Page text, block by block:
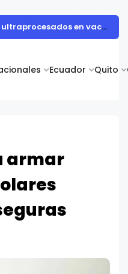
Ecuador Quito
Muestra de arte contemporáneo reunió a cuerpo diplomático y artistas nacionales en la Academia Diplomática Galo Plaza
armar